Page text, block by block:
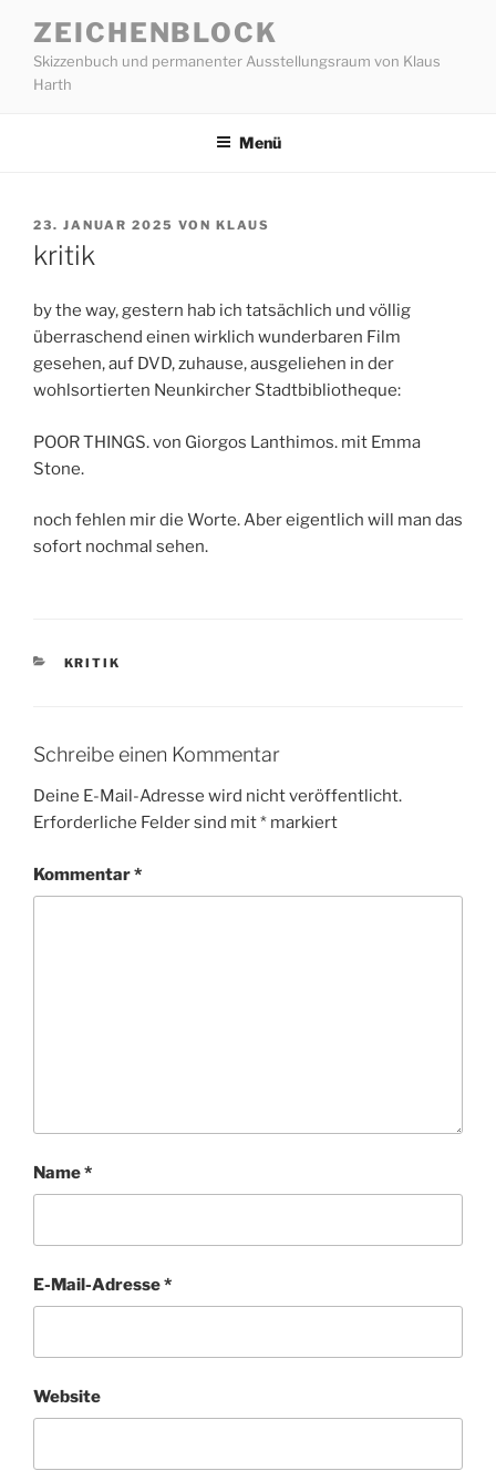
Inhalt
springen
ZEICHENBLOCK
Skizzenbuch und permanenter Ausstellungsraum von Klaus
Harth
Menü
VERÖFFENTLICHT
AM
23. JANUAR 2025 VON KLAUS
kritik
by the way, gestern hab ich tatsächlich und völlig
überraschend einen wirklich wunderbaren Film
gesehen, auf DVD, zuhause, ausgeliehen in der
wohlsortierten Neunkircher Stadtbibliotheque:
POOR THINGS. von Giorgos Lanthimos. mit Emma
Stone.
noch fehlen mir die Worte. Aber eigentlich will man das
sofort nochmal sehen.
KATEGORIEN
KRITIK
Schreibe einen Kommentar
Deine E-Mail-Adresse wird nicht veröffentlicht.
Erforderliche Felder sind mit* markiert
Kommentar*
Name*
E-Mail-Adresse*
Website